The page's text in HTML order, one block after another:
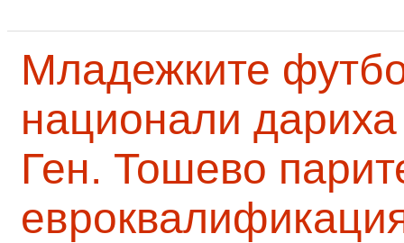
Младежките
национали
Ген. Тошево